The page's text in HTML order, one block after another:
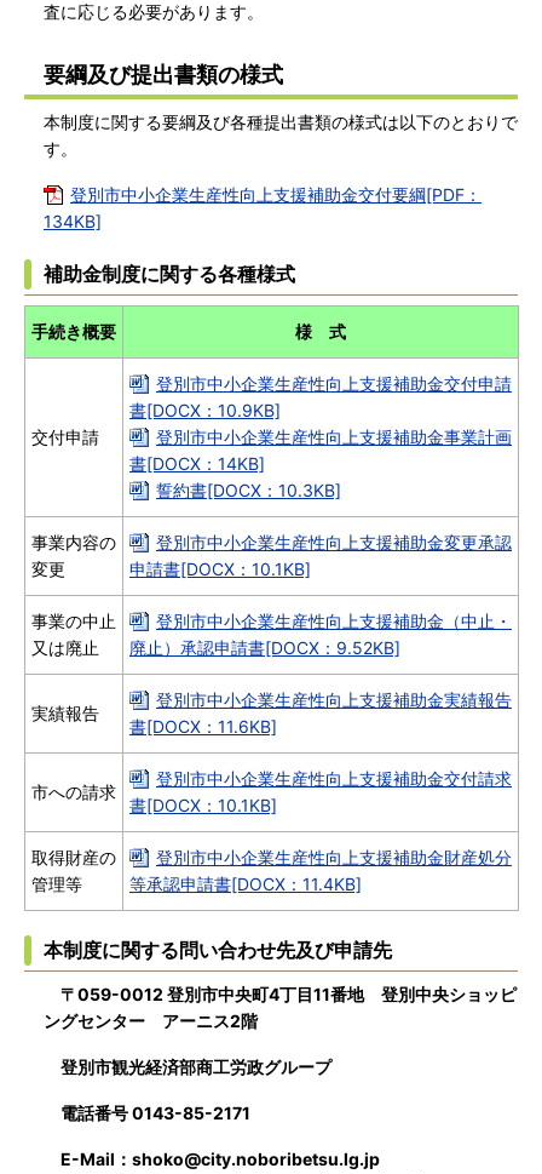
査に応じる必要があります。
要綱及び提出書類の様式
本制度に関する要綱及び各種提出書類の様式は以下のとおりで
す。
登別市中小企業生産性向上支援補助金交付要綱[PDF：
134KB]
補助金制度に関する各種様式
手続き概要 様 式
交付申請
登別市中小企業生産性向上支援補助金交付申請
書[DOCX：10.9KB]
登別市中小企業生産性向上支援補助金事業計画
書[DOCX：14KB]
誓約書[DOCX：10.3KB]
事業内容の
変更
登別市中小企業生産性向上支援補助金変更承認
申請書[DOCX：10.1KB]
事業の中止
又は廃止
登別市中小企業生産性向上支援補助金（中止・
廃止）承認申請書[DOCX：9.52KB]
実績報告
登別市中小企業生産性向上支援補助金実績報告
書[DOCX：11.6KB]
市への請求
登別市中小企業生産性向上支援補助金交付請求
書[DOCX：10.1KB]
取得財産の
管理等
登別市中小企業生産性向上支援補助金財産処分
等承認申請書[DOCX：11.4KB]
本制度に関する問い合わせ先及び申請先
〒059-0012 登別市中央町4丁目11番地 登別中央ショッピ
ングセンター アーニス2階
登別市観光経済部商工労政グループ
電話番号 0143-85-2171
E-Mail：shoko@city.noboribetsu.lg.jp